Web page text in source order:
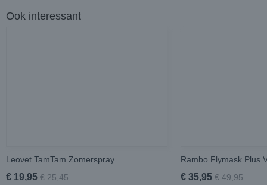
Ook interessant
Leovet TamTam Zomerspray
€ 19,95 € 25,45
Rambo Flymask Plus
€ 35,95 € 49,95